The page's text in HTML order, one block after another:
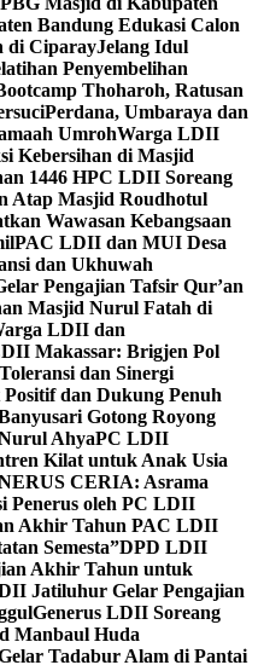
Bandung Edukasi Calon
di CiparayJelang Idul
Penyembelihan
Thoharoh, Ratusan
Perdana, Umbaraya dan
UmrohWarga LDII
Kebersihan di Masjid
1446 HPC LDII Soreang
Atap Masjid Roudhotul
Wawasan Kebangsaan
PAC LDII dan MUI Desa
dan Ukhuwah
Pengajian Tafsir Qur’an
Masjid Nurul Fatah di
LDII dan
Makassar: Brigjen Pol
dan Sinergi
dan Dukung Penuh
Gotong Royong
AhyaPC LDII
Kilat untuk Anak Usia
CERIA: Asrama
Penerus oleh PC LDII
Akhir Tahun PAC LDII
Semesta”DPD LDII
Akhir Tahun untuk
Jatiluhur Gelar Pengajian
Generus LDII Soreang
Manbaul Huda
Tadabur Alam di Pantai